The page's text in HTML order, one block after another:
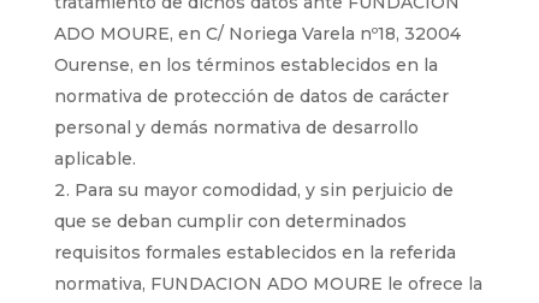
ADO MOURE, en C/ Noriega Varela nº18, 32004
Ourense, en los términos establecidos en la
normativa de protección de datos de carácter
personal y demás normativa de desarrollo
aplicable.
Para su mayor comodidad, y sin perjuicio de
que se deban cumplir con determinados
requisitos formales establecidos en la referida
normativa, FUNDACION ADO MOURE le ofrece la